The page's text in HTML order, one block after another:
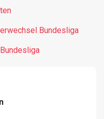
Bundesliga